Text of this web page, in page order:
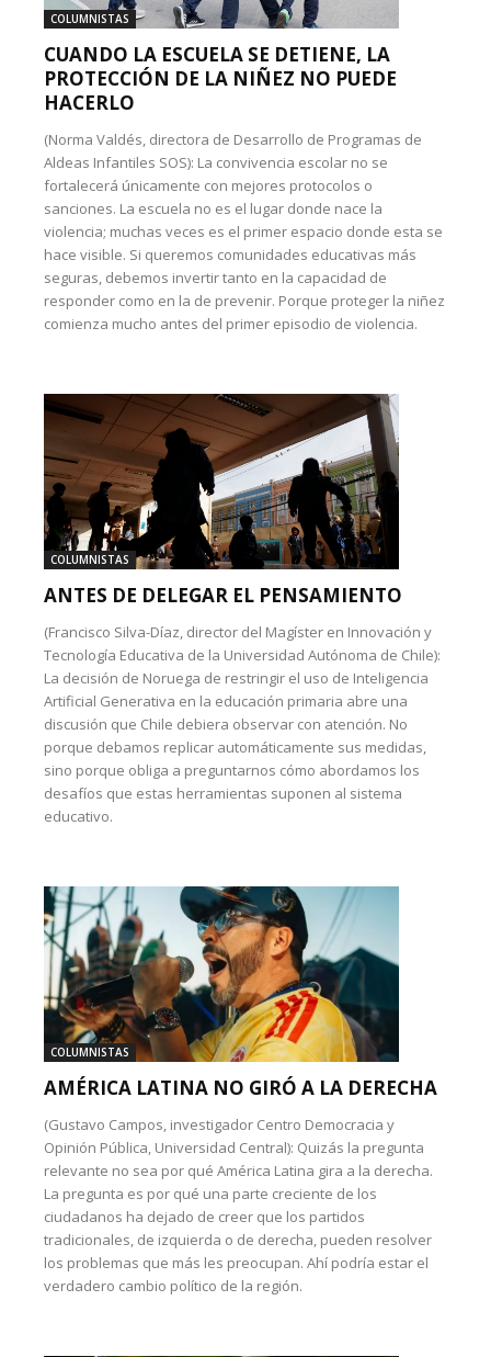
COLUMNISTAS
CUANDO LA ESCUELA SE DETIENE, LA
PROTECCIÓN DE LA NIÑEZ NO PUEDE
HACERLO
(Norma Valdés, directora de Desarrollo de Programas de
Aldeas Infantiles SOS): La convivencia escolar no se
fortalecerá únicamente con mejores protocolos o
sanciones. La escuela no es el lugar donde nace la
violencia; muchas veces es el primer espacio donde esta se
hace visible. Si queremos comunidades educativas más
seguras, debemos invertir tanto en la capacidad de
responder como en la de prevenir. Porque proteger la niñez
comienza mucho antes del primer episodio de violencia.
COLUMNISTAS
ANTES DE DELEGAR EL PENSAMIENTO
(Francisco Silva-Díaz, director del Magíster en Innovación y
Tecnología Educativa de la Universidad Autónoma de Chile):
La decisión de Noruega de restringir el uso de Inteligencia
Artificial Generativa en la educación primaria abre una
discusión que Chile debiera observar con atención. No
porque debamos replicar automáticamente sus medidas,
sino porque obliga a preguntarnos cómo abordamos los
desafíos que estas herramientas suponen al sistema
educativo.
COLUMNISTAS
AMÉRICA LATINA NO GIRÓ A LA DERECHA
(Gustavo Campos, investigador Centro Democracia y
Opinión Pública, Universidad Central): Quizás la pregunta
relevante no sea por qué América Latina gira a la derecha.
La pregunta es por qué una parte creciente de los
ciudadanos ha dejado de creer que los partidos
tradicionales, de izquierda o de derecha, pueden resolver
los problemas que más les preocupan. Ahí podría estar el
verdadero cambio político de la región.